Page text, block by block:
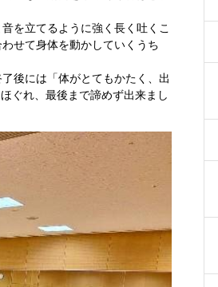
を立てるように強く長く吐くこ
せて身体を動かしていくうち
後には「体がとてもかたく、出
ぐれ、最後まで諦めず出来まし